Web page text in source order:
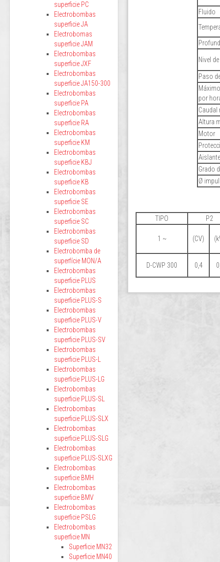
Fluido
Nivel
Paso
por
Caudal
Altura
Motor
Aislante
Grado
Ø
TIPO P2
1 ~ (CV)
D-CWP 300 0,4
superficie PC
Electrobombas
superficie JA
Electrobomas
superficie JAM
Electrobombas
superficie JXF
Electrobombas
superficie JA150-300
Electrobombas
superficie PA
Electrobombas
superficie RA
Electrobombas
superficie KM
Electrobombas
superficie KBJ
Electrobombas
superficie KB
Electrobombas
superficie SE
Electrobombas
superficie SC
Electrobombas
superficie SD
Electrobomba de
superfície MON/A
Electrobombas
superficie PLUS
Electrobombas
superficie PLUS-S
Electrobombas
superficie PLUS-V
Electrobombas
superficie PLUS-SV
Electrobombas
superficie PLUS-L
Electrobombas
superficie PLUS-LG
Electrobombas
superficie PLUS-SL
Electrobombas
superficie PLUS-SLX
Electrobombas
superficie PLUS-SLG
Electrobombas
superficie PLUS-SLXG
Electrobombas
superficie BMH
Electrobombas
superficie BMV
Electrobombas
superficie PSLG
Electrobombas
superficie MN
Superficie MN32
Superficie MN40